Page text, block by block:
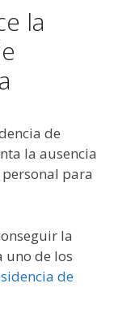
la
de
la ausencia
para
la
uno de los
de